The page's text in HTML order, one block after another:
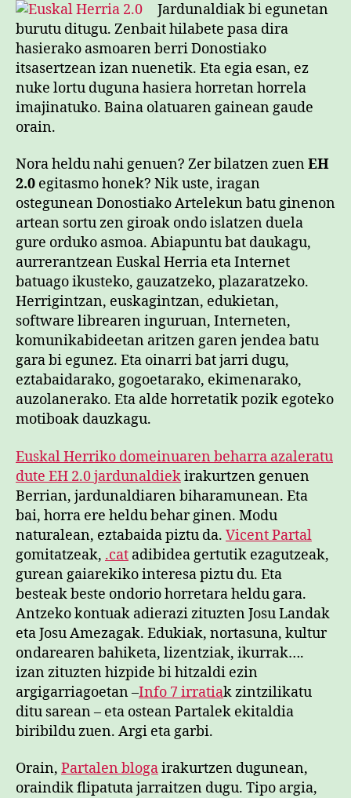
bat
sarreran
Jardunaldiak bi egunetan
burutu ditugu. Zenbait hilabete pasa dira
hasierako asmoaren berri Donostiako
itsasertzean izan nuenetik. Eta egia esan, ez
nuke lortu duguna hasiera horretan horrela
imajinatuko. Baina olatuaren gainean gaude
orain.
Nora heldu nahi genuen? Zer bilatzen zuenEH
2.0 egitasmo honek? Nik uste, iragan
ostegunean Donostiako Artelekun batu ginenon
artean sortu zen giroak ondo islatzen duela
gure orduko asmoa. Abiapuntu bat daukagu,
aurrerantzean Euskal Herria eta Internet
batuago ikusteko, gauzatzeko, plazaratzeko.
Herrigintzan, euskagintzan, edukietan,
software librearen inguruan, Interneten,
komunikabideetan aritzen garen jendea batu
gara bi egunez. Eta oinarri bat jarri dugu,
eztabaidarako, gogoetarako, ekimenarako,
auzolanerako. Eta alde horretatik pozik egoteko
motiboak dauzkagu.
Euskal Herriko domeinuaren beharra azaleratu
dute EH 2.0 jardunaldiekirakurtzen genuen
Berrian, jardunaldiaren biharamunean. Eta
bai, horra ere heldu behar ginen. Modu
naturalean, eztabaida piztu da. Vicent Partal
gomitatzeak, .cat adibidea gertutik ezagutzeak,
gurean gaiarekiko interesa piztu du. Eta
besteak beste ondorio horretara heldu gara.
Antzeko kontuak adierazi zituzten Josu Landak
eta Josu Amezagak. Edukiak, nortasuna, kultur
ondarearen bahiketa, lizentziak, ikurrak….
izan zituzten hizpide bi hitzaldi ezin
argigarriagoetan –Info 7 irratiak zintzilikatu
ditu sarean – eta ostean Partalek ekitaldia
biribildu zuen. Argi eta garbi.
Orain, Partalen blogairakurtzen dugunean,
oraindik flipatuta jarraitzen dugu. Tipo argia,